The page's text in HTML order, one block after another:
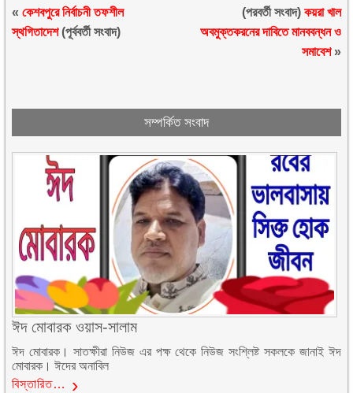
«কেশবপুরে নির্বাচনী তফশীল
স্থগিতাদেশ(পূর্ববর্তী সংবাদ)
(পরবর্তী সংবাদ) কয়রা খাল
অবমুক্তকরনের দাবিতে মানববন্ধন ও
সমাবেশ»
সম্পর্কিত সংবাদ
ঈদ মোবারক ওয়াস-সালাম
ঈদ মোবারক। সাতক্ষীরা নিউজ এর পক্ষ থেকে নিউজ সংশ্লিষ্ট সকলকে জানাই ঈদ
মোবারক। ঈদের অনাবিল
বিস্তারিত…